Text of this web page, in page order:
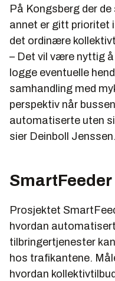
På Kongsberg der
annet er gitt prioritet
det ordinære
– Det vil være nyttig
logge eventuelle
samhandling med
perspektiv når
automatiserte uten
sier Deinboll Jenssen.
SmartFeeder
Prosjektet
hvordan
tilbringertjenester
hos trafikantene.
hvordan